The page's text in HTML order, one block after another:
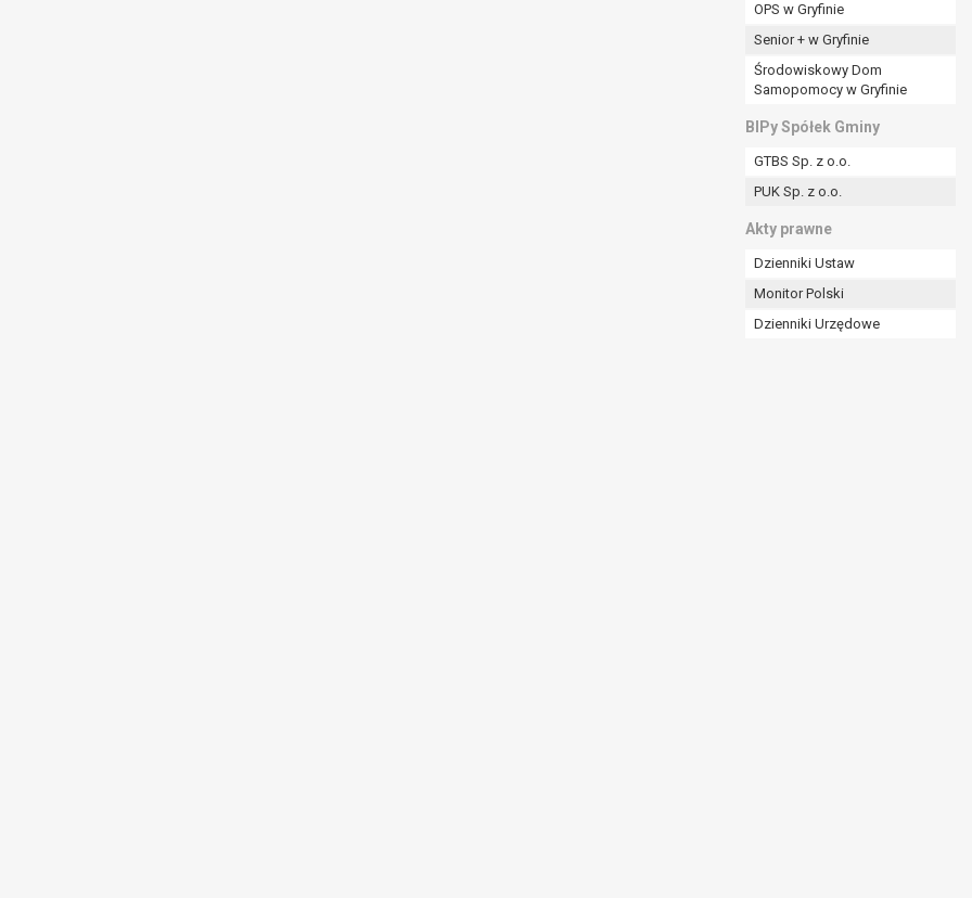
OPS w Gryfinie
Senior + w Gryfinie
Środowiskowy Dom
Samopomocy w Gryfinie
BIPy Spółek Gminy
GTBS Sp. z o.o.
PUK Sp. z o.o.
Akty prawne
Dzienniki Ustaw
Monitor Polski
Dzienniki Urzędowe
W razie wniesienia sprzeciwu, administrator nie może już przetwarzać tych danych osobowych, chyba że wykaże
do przetwarzania, nadrzędnych wobec interesów, praw i wolności osoby, której dane dotyczą, lub podstaw do
się na podstawie zgody osoby na przetwarzanie danych osobowych (art. 6 ust. 1 lit a RODO), przysługuje Pani/Panu
to nie ma wpływu na zgodność przetwarzania, którego dokonano na podstawie zgody przed jej cofnięciem.
nadzorczego na niezgodne z prawem przetwarzanie Pani/Pana danych osobowych przez administratora.
Ochrony Danych Osobowych.
podanie danych osobowych jest dobrowolne albo jest wymogiem ustawowym lub umownym.
podejmowaniu decyzji, w tym również profilowaniu.